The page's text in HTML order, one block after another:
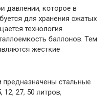
давлении, которое в
для хранения сжатых
технология
баллонов. Тем
жесткие
стальные
27, 50 литров,